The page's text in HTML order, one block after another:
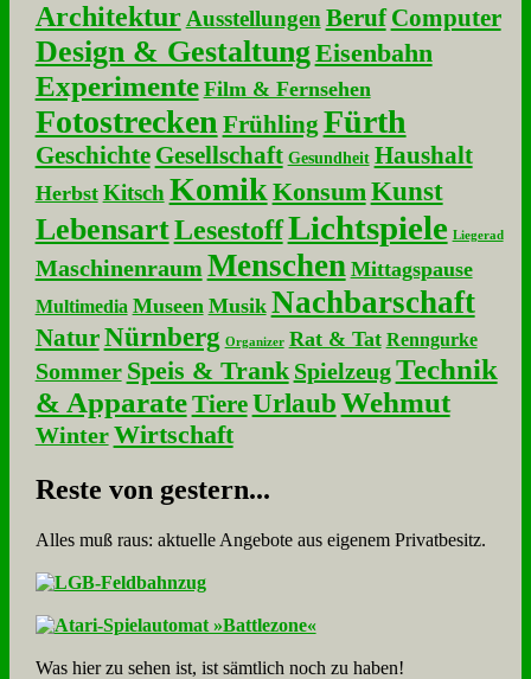
Architektur Ausstellungen Beruf Computer
Design & GestaltungEisenbahn
Experimente Film & Fernsehen
Fotostrecken Frühling Fürth
Geschichte Gesellschaft Gesundheit Haushalt
Herbst Kitsch Komik KonsumKunst
LebensartLesestoffLichtspiele Liegerad
Maschinenraum Menschen Mittagspause
Multimedia Museen Musik Nachbarschaft
NaturNürnberg Organizer Rat & Tat Renngurke
Sommer Speis & Trank Spielzeug Technik
& Apparate Tiere UrlaubWehmut
Winter Wirtschaft
Re­ste von ge­stern...
Alles muß raus: aktuelle An­ge­bo­te aus eigenem Privatbesitz.
Was hier zu sehen ist, ist sämt­lich noch zu haben!